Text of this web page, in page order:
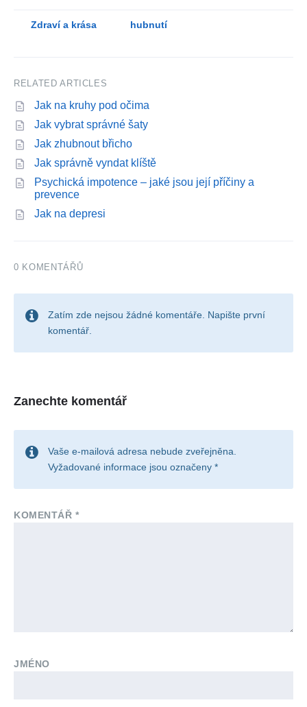
Zdraví a krása hubnutí
RELATED ARTICLES
Jak na kruhy pod očima
Jak vybrat správné šaty
Jak zhubnout břicho
Jak správně vyndat klíště
Psychická impotence – jaké jsou její příčiny a
prevence
Jak na depresi
0 KOMENTÁŘŮ
Zatím zde nejsou žádné komentáře. Napište první
komentář.
Zanechte komentář
Vaše e-mailová adresa nebude zveřejněna.
Vyžadované informace jsou označeny *
KOMENTÁŘ*
JMÉNO